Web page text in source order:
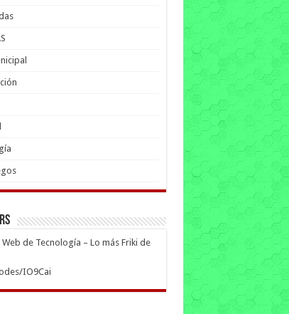
de Tecnología – Lo más Friki de
IO9Cai